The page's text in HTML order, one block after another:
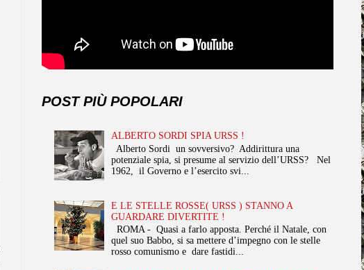
POST PIÙ POPOLARI
ALBERTO SORDI SPIA URSS !
Alberto Sordi un sovversivo? Addirittura una
potenziale spia, si presume al servizio dell’URSS? Nel
1962, il Governo e l’esercito svi...
E LE STELLE ROSSE( URSS ) STANNO A
GUARDARE DIVERTITE !
ROMA - Quasi a farlo apposta. Perché il Natale, con
quel suo Babbo, si sa mettere d’impegno con le stelle
rosso comunismo e dare fastidi...